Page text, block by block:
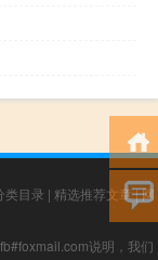
类目录 | 精选推荐文章|网
说明，我们